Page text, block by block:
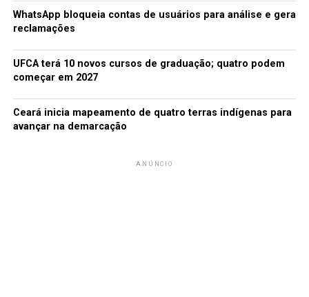
WhatsApp bloqueia contas de usuários para análise e gera
reclamações
UFCA terá 10 novos cursos de graduação; quatro podem
começar em 2027
Ceará inicia mapeamento de quatro terras indígenas para
avançar na demarcação
ANÚNCIO